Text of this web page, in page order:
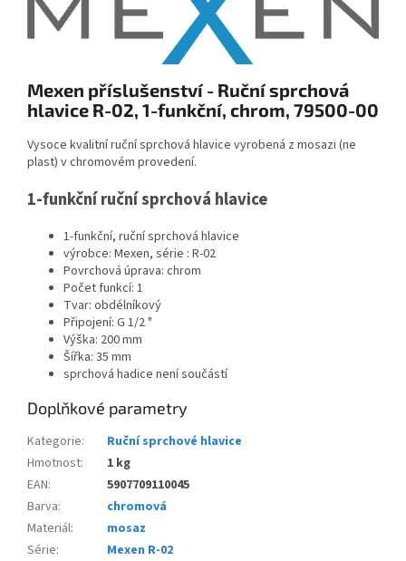
Mexen příslušenství - Ruční sprchová
hlavice R-02, 1-funkční, chrom, 79500-00
Vysoce kvalitní ruční sprchová hlavice vyrobená z mosazi (ne
plast) v chromovém provedení.
1-funkční ruční sprchová hlavice
1-funkční, ruční sprchová hlavice
výrobce: Mexen, série : R-02
Povrchová úprava: chrom
Počet funkcí: 1
Tvar: obdélníkový
Připojení: G 1/2 "
Výška: 200 mm
Šířka: 35 mm
sprchová hadice není součástí
Doplňkové parametry
Kategorie:
Ruční sprchové hlavice
Hmotnost:
1 kg
EAN:
5907709110045
Barva:
chromová
Materiál:
mosaz
Série:
Mexen R-02